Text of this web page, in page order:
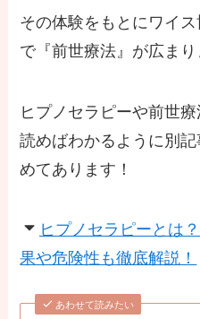
その体験をもとにワイ
で『前世療法』が広まり
ヒプノセラピーや前世
読めばわかるように別
めてあります！
ヒプノセラピーとは
果や危険性も徹底解説！
あわせて読みたい